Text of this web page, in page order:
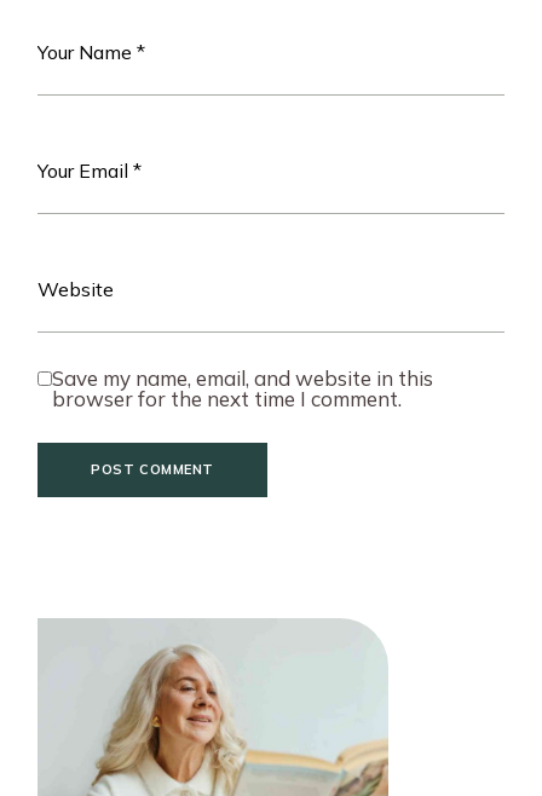
Save my name, email, and website in this
browser for the next time I comment.
POST COMMENT